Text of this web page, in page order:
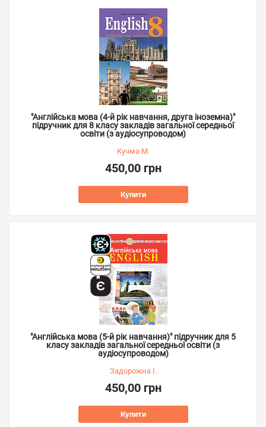
"Англійська мова (4-й рік навчання, друга іноземна)"
підручник для 8 класу закладів загальної середньої
освіти (з аудіосупроводом)
Кучма М.
450,00 грн
Купити
"Англійська мова (5-й рік навчання)" підручник для 5
класу закладів загальної середньої освіти (з
аудіосупроводом)
Задорожна І.
450,00 грн
Купити